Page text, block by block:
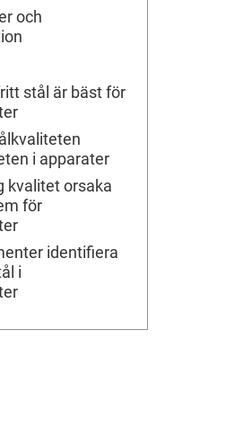
och
stål är bäst för
i apparater
kvalitet orsaka
för
identifiera
i